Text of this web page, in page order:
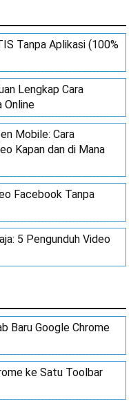
Tanpa Aplikasi (100%
Lengkap Cara
Online
Mobile: Cara
Kapan dan di Mana
Facebook Tanpa
5 Pengunduh Video
Baru Google Chrome
ke Satu Toolbar